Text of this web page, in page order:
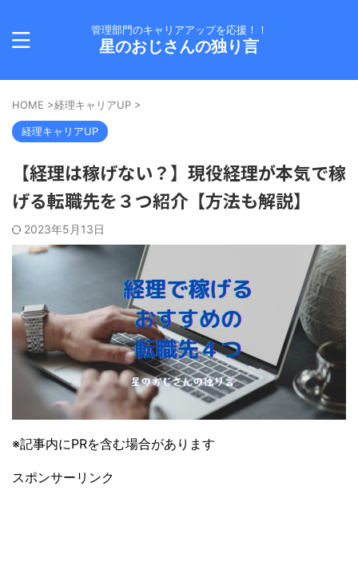
管理部門のキャリアアップを応援！！
星のおじさんの独り言
HOME >経理キャリアUP >
経理キャリアUP
【経理は稼げない？】現役経理が本気で稼
げる転職先を３つ紹介【方法も解説】
2023年5月13日
※記事内にPRを含む場合があります
スポンサーリンク